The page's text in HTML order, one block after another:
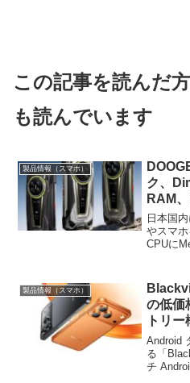
この記事を読んだ
も読んでいます
製品情報（スマホ）
ク、
RAM
搭載の
スプレ
日本国
やスマホ
CPUに
るタフ
売とな
理メモ...
製品情報（スマホ）
の低価
トリ
マホに
Android
る「
チ
7C」が